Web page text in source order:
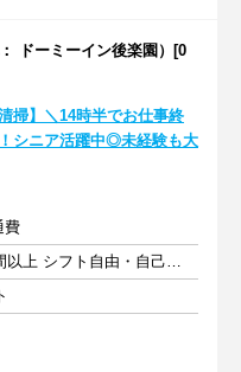
ドーミーイン後楽園）[0
掃】＼14時半でお仕事終
シニア活躍中◎未経験も大
費
週2日以上 1日5時間以上 シフト自由・自己申告